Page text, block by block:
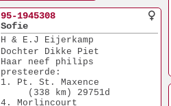
95-1945308
Sofie
H & E.J Eijerkamp
Dochter Dikke Piet
Haar neef philips
presteerde:
1. Pt. St. Maxence
     (338 km) 29751d
4. Morlincourt